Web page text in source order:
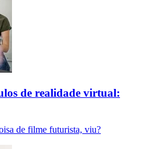
de realidade virtual:
de filme futurista, viu?